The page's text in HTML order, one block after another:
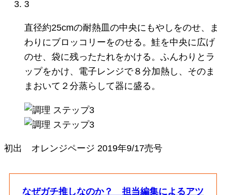
3
直径約25cmの耐熱皿の中央にもやしをのせ、ま
わりにブロッコリーをのせる。鮭を中央に広げ
のせ、袋に残ったたれをかける。ふんわりとラ
ップをかけ、電子レンジで８分加熱し、そのま
まおいて２分蒸らして器に盛る。
初出 オレンジページ 2019年9/17売号
なぜガチ推しなのか？ 担当編集によるアツ